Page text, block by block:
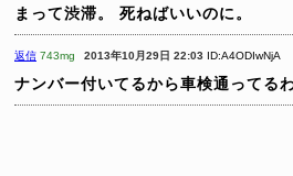
まって渋滞。
死ねばいいのに。
返信 743mg 2013年10月29日 22:03 ID:A4ODIwNjA
ナンバー付いてるから車検通ってる